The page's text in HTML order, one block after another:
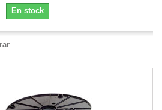
En stock